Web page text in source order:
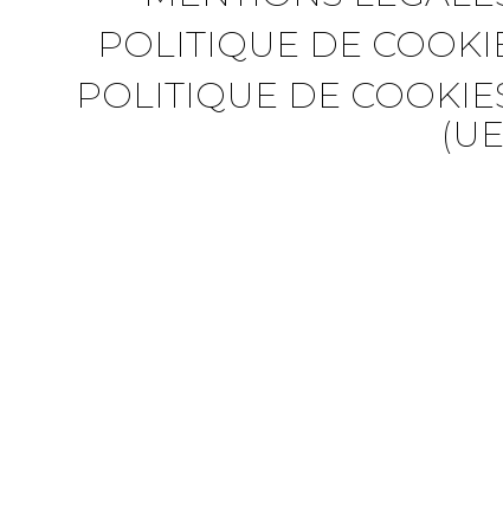
POLITIQUE DE
POLITIQUE DE